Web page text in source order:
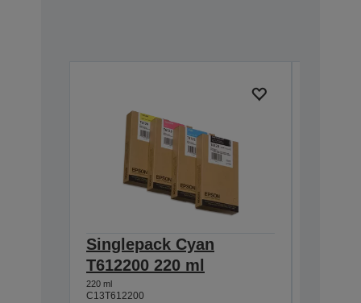
Singlepack Cyan
T612200 220 ml
220 ml
C13T612200